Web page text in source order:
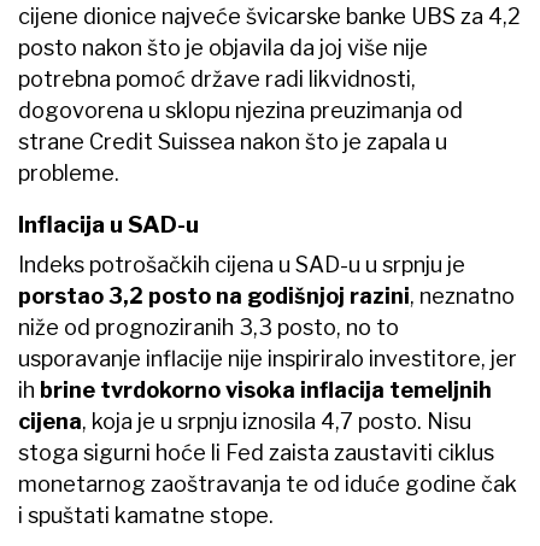
cijene dionice najveće švicarske banke UBS za 4,2
posto nakon što je objavila da joj više nije
potrebna pomoć države radi likvidnosti,
dogovorena u sklopu njezina preuzimanja od
strane Credit Suissea nakon što je zapala u
probleme.
Inflacija u SAD-u
Indeks potrošačkih cijena u SAD-u u srpnju je
porstao 3,2 posto na godišnjoj razini, neznatno
niže od prognoziranih 3,3 posto, no to
usporavanje inflacije nije inspiriralo investitore, jer
ih brine tvrdokorno visoka inflacija temeljnih
cijena, koja je u srpnju iznosila 4,7 posto. Nisu
stoga sigurni hoće li Fed zaista zaustaviti ciklus
monetarnog zaoštravanja te od iduće godine čak
i spuštati kamatne stope.